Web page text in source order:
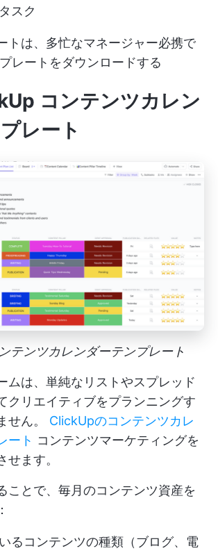
スク
トは、多忙なマネージャー必携で
レートをダウンロードする
コンテンツカレン
レート
テンツカレンダーテンプレート
ムは、単純なリストやスプレッド
クリエイティブをプランニングす
せん。 ClickUpのコンテンツカレ
ート コンテンツマーケティングを
せます。
ことで、毎月のコンテンツ資産を
るコンテンツの種類（ブログ、電